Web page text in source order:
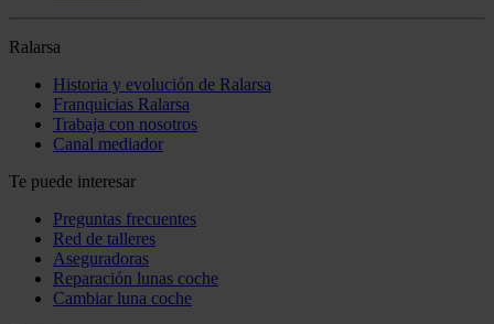
Ralarsa
Historia y evolución de Ralarsa
Franquicias Ralarsa
Trabaja con nosotros
Canal mediador
Te puede interesar
Preguntas frecuentes
Red de talleres
Aseguradoras
Reparación lunas coche
Cambiar luna coche